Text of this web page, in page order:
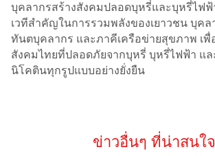
บุคลากรสร้างสังคมปลอดบุหรี่และบุหรี่ไฟฟ้
เวทีสำคัญในการรวมพลังของเยาวชน บุคล
ทันตบุคลากร และภาคีเครือข่ายสุขภาพ เพื่
สังคมไทยที่ปลอดภัยจากบุหรี่ บุหรี่ไฟฟ้า แ
นิโคตินทุกรูปแบบอย่างยั่งยืน
ข่าวอื่นๆ ที่น่าสนใจ